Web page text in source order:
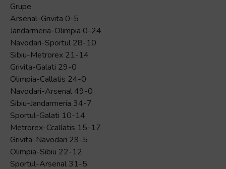
Grupe
Arsenal-Grivita 0-5
Jandarmeria-Olimpia 0-24
Navodari-Sportul 28-10
Sibiu-Metrorex 21-14
Grivita-Galati 29-0
Olimpia-Callatis 24-0
Navodari-Arsenal 49-0
Sibiu-Jandarmeria 34-7
Sportul-Galati 10-14
Metrorex-Ccallatis 15-17
Grivita-Navodari 29-5
Olimpia-Sibiu 22-12
Sportul-Arsenal 31-5